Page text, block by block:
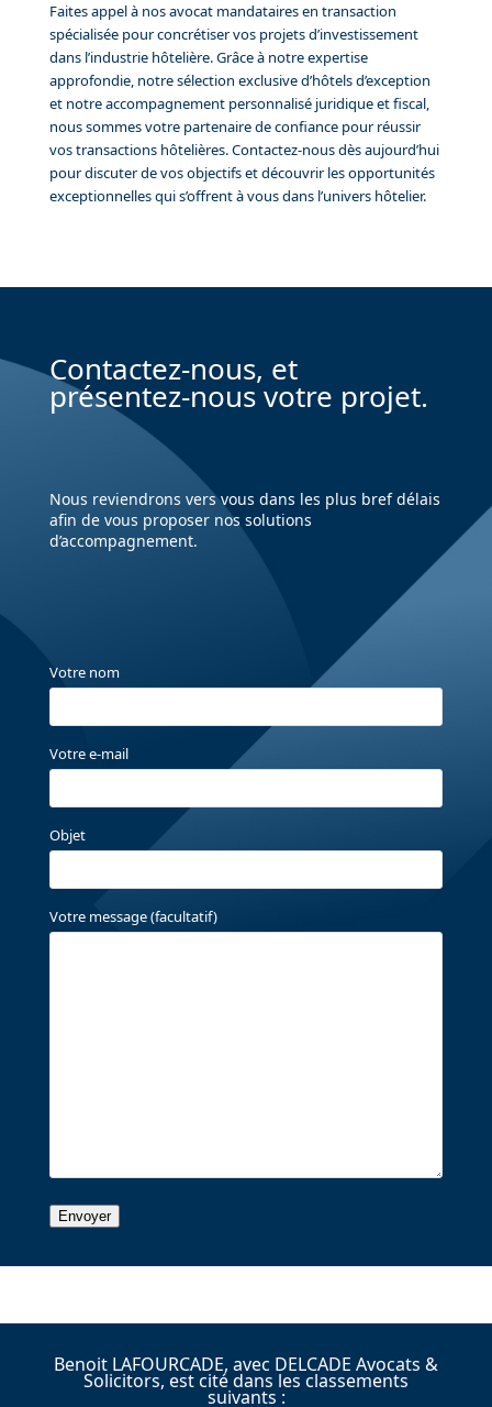
Faites appel à nos avocat mandataires en transaction
spécialisée pour concrétiser vos projets d’investissement
dans l’industrie hôtelière. Grâce à notre expertise
approfondie, notre sélection exclusive d’hôtels d’exception
et notre accompagnement personnalisé juridique et fiscal,
nous sommes votre partenaire de confiance pour réussir
vos transactions hôtelières. Contactez-nous dès aujourd’hui
pour discuter de vos objectifs et découvrir les opportunités
exceptionnelles qui s’offrent à vous dans l’univers hôtelier.
Contactez-nous, et
présentez-nous votre projet.
Nous reviendrons vers vous dans les plus bref délais
afin de vous proposer nos solutions
d’accompagnement.
Votre nom
Votre e-mail
Objet
Votre message (facultatif)
Benoit LAFOURCADE, avec DELCADE Avocats &
Solicitors, est cité dans les classements
suivants :